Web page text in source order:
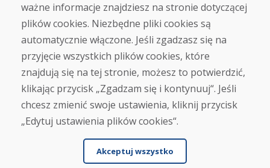
Sklep internetowy
Warunki handlowe
Transport
Zapłata
Skarga
Zwrot i wymiana towaru
Ochrona danych osobowych
Cookies
ważne informacje znajdziesz na stronie dotyczącej
plików cookies. Niezbędne pliki cookies są
automatycznie włączone. Jeśli zgadzasz się na
przyjęcie wszystkich plików cookies, które
znajdują się na tej stronie, możesz to potwierdzić,
klikając przycisk „Zgadzam się i kontynuuj“. Jeśli
chcesz zmienić swoje ustawienia, kliknij przycisk
„Edytuj ustawienia plików cookies“.
Akceptuj wszystko